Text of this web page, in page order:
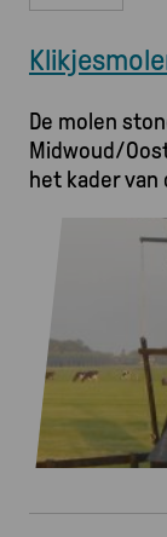
De molen
Midwoud/
het kader van